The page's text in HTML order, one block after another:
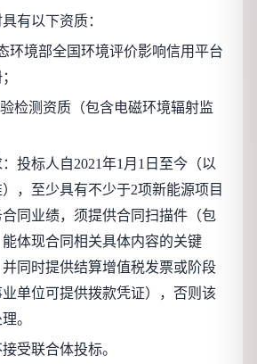
有以下资质：
环境部全国环境评价影响信用平台
验检测资质（包含电磁环境辐射监
投标人自2021年1月1日至今（以
，至少具有不少于2项新能源项目
同业绩，须提供合同扫描件（包
体现合同相关具体内容的关键
同时提供结算增值税发票或阶段
单位可提供拨款凭证），否则该
。
受联合体投标。